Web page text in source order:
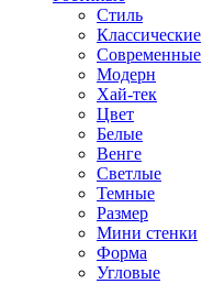
Стиль
Классические
Современные
Модерн
Хай-тек
Цвет
Белые
Венге
Светлые
Темные
Размер
Мини стенки
Форма
Угловые